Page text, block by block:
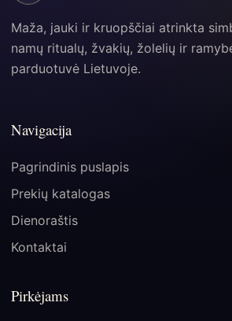
Maža, jauki ir kruopščiai atrinkta
namų ritualų, žvakių, žolelių ir
parduotuvė Lietuvoje.
Navigacija
Pagrindinis puslapis
Prekių katalogas
Dienoraštis
Kontaktai
Pirkėjams